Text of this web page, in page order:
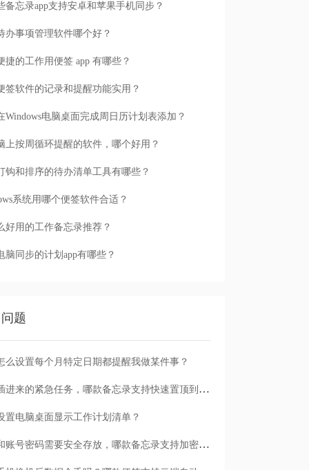
备忘录app支持安卓和苹果手机同步？
办事项管理软件哪个好？
捷的工作用便签 app 有哪些？
签软件的记录和提醒功能实用？
Windows电脑桌面完成周日历计划表添加？
上按周循环提醒的软件，哪个好用？
钩和排序的待办清单工具有哪些？
系统用哪个便签软件合适？
好用的工作备忘录推荐？
脑同步的计划app有哪些？
题
么设置每个月特定日期都提醒我做某件事？
临时插进来的紧急任务，哪款备忘录支持快速置顶到清单首位？
置电脑桌面显示工作计划清单？
日记和账号密码需要安全存放，哪款备忘录支持加密保护？